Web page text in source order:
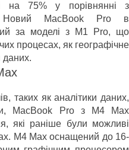
на 75% у порівнянні з
Новий MacBook Pro в
за моделі з M1 Pro, що
процесах, як географічне
таких як аналітики даних,
MacBook Pro з M4 Max
які раніше були можливі
M4 Max оснащений до 16-